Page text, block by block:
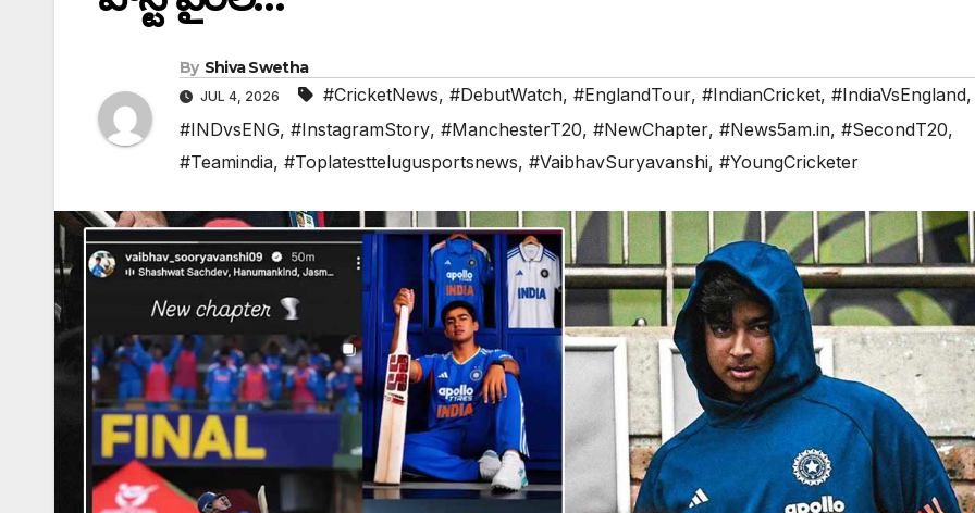
By Shiva Swetha
JUL 4, 2026 #CricketNews, #DebutWatch, #EnglandTour, #IndianCricket, #IndiaVsEngland,
#INDvsENG, #InstagramStory, #ManchesterT20, #NewChapter, #News5am.in, #SecondT20,
#Teamindia, #Toplatesttelugusportsnews, #VaibhavSuryavanshi, #YoungCricketer